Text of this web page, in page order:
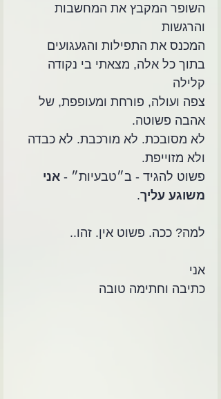
השופר המקבץ את המחשבות
והרגשות
המכנס את התפילות והגעגועים
בתוך כל אלה, מצאתי בי נקודה
קלילה
צפה ועולה, פורחת ומעופפת, של
אהבה פשוטה.
לא מסובכת. לא מורכבת. לא כבדה
ולא מזוייפת.
פשוט להגיד - ב״טבעיות״ - אני
משוגע עליך.
למה? ככה. פשוט אין. זהו..
אני
כתיבה וחתימה טובה